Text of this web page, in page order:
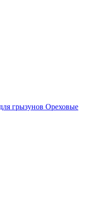
грызунов Ореховые